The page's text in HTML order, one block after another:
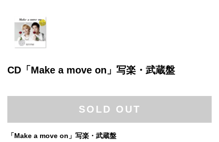
CD「Make a move on」写楽・武蔵盤
SOLD OUT
「Make a move on」写楽・武蔵盤